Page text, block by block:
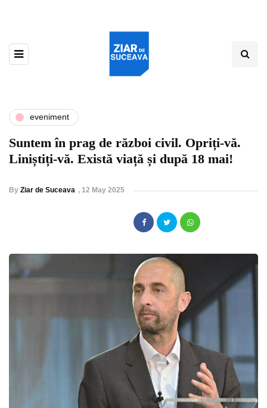
eveniment
Suntem în prag de război civil. Opriți-vă.
Liniștiți-vă. Există viață și după 18 mai!
By Ziar de Suceava , 12 May 2025